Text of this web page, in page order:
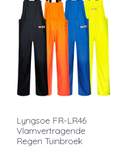
Lyngsoe FR-LR46
Vlamvertragende
Regen Tuinbroek